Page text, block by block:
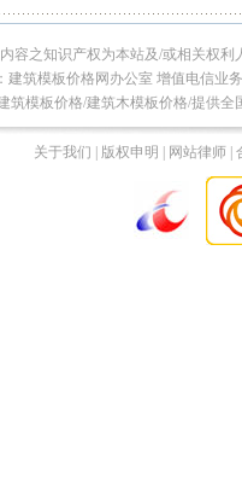
容之知识产权为本站及/或相关权
建筑模板价格网办公室 增值电信业
筑模板价格/建筑木模板价格/提供
关于我们 | 版权申明 | 网站律师 |